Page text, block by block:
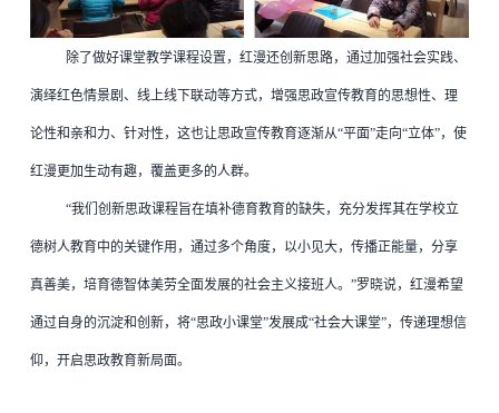
除了做好课堂教学课程设置，红漫还创新思路，通过加强社会实践、
演绎红色情景剧、线上线下联动等方式，增强思政宣传教育的思想性、理
论性和亲和力、针对性，这也让思政宣传教育逐渐从“平面”走向“立体”，使
红漫更加生动有趣，覆盖更多的人群。
“我们创新思政课程旨在填补德育教育的缺失，充分发挥其在学校立
德树人教育中的关键作用，通过多个角度，以小见大，传播正能量，分享
真善美，培育德智体美劳全面发展的社会主义接班人。”罗晓说，红漫希望
通过自身的沉淀和创新，将“思政小课堂”发展成“社会大课堂”，传递理想信
仰，开启思政教育新局面。